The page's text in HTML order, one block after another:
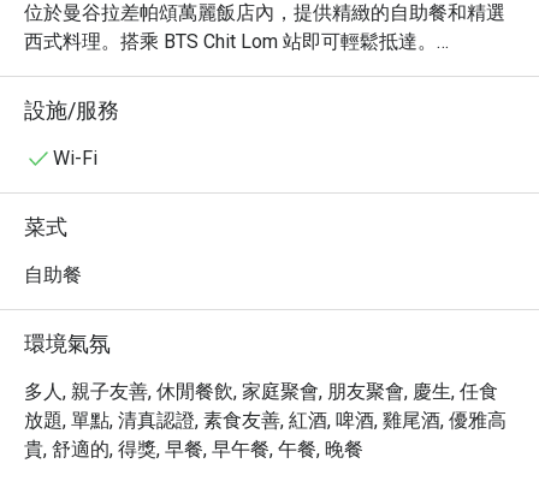
位於曼谷拉差帕頌萬麗飯店內，提供精緻的自助餐和精選
西式料理。搭乘 BTS Chit Lom 站即可輕鬆抵達。
・ 餐廳以其豐盛的海鮮自助晚餐而聞名，包括新鮮生蠔、
烤肉和各種國際美食。優雅舒適的用餐環境，加上貼心的
服務，是商務聚餐或親友歡聚的理想場所。享受吃到飽的
美食，搭配精選的葡萄酒或雞尾酒，讓您的味蕾盡情綻
・ 透過 Eatigo 預訂 Flavors @ Renaissance Bangkok
Hotel Ratchaprasong，即可享受高達 5 折的獨家優惠！立
即預訂，品嚐美味佳餚，享受超值優惠！
設施/服務
Wi-Fi
菜式
自助餐
環境氣氛
多人, 親子友善, 休閒餐飲, 家庭聚會, 朋友聚會, 慶生, 任食
放題, 單點, 清真認證, 素食友善, 紅酒, 啤酒, 雞尾酒, 優雅高
貴, 舒適的, 得獎, 早餐, 早午餐, 午餐, 晚餐